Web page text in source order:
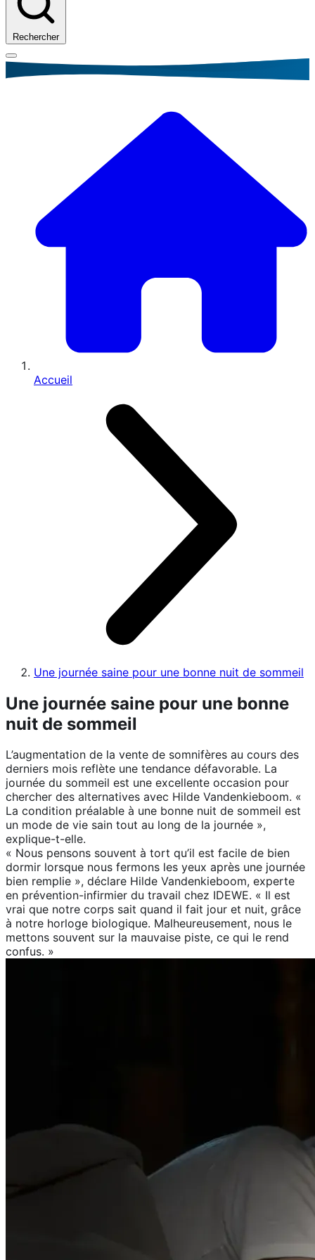
Rechercher
Accueil
Une journée saine pour une bonne nuit de sommeil
Une journée saine pour une bonne
nuit de sommeil
L’augmentation de la vente de somnifères au cours des
derniers mois reflète une tendance défavorable. La
journée du sommeil est une excellente occasion pour
chercher des alternatives avec Hilde Vandenkieboom. «
La condition préalable à une bonne nuit de sommeil est
un mode de vie sain tout au long de la journée »,
explique-t-elle.
« Nous pensons souvent à tort qu’il est facile de bien
dormir lorsque nous fermons les yeux après une journée
bien remplie », déclare Hilde Vandenkieboom, experte
en prévention-infirmier du travail chez IDEWE. « Il est
vrai que notre corps sait quand il fait jour et nuit, grâce
à notre horloge biologique. Malheureusement, nous le
mettons souvent sur la mauvaise piste, ce qui le rend
confus. »